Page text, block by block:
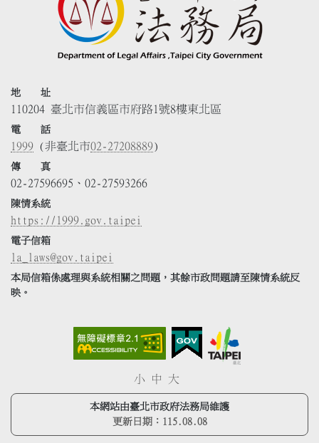
地 址
110204 臺北市信義區市府路1號8樓東北區
電 話
1999 (非臺北市02-27208889)
傳 真
02-27596695、02-27593266
陳情系統
https://1999.gov.taipei
電子信箱
la_laws@gov.taipei
本局信箱係處理與系統相關之問題，其餘市政問題請至陳情系統反
映。
小 中 大
本網站由臺北市政府法務局維護
更新日期： 115.08.08